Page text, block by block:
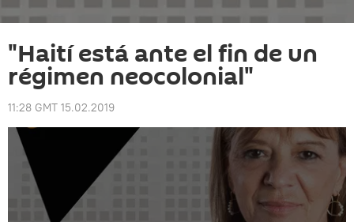
"Haití está ante el fin de un
régimen neocolonial"
11:28 GMT 15.02.2019